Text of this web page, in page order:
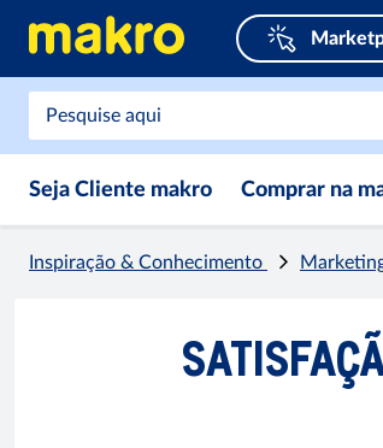
Seja Cliente makro Comprar na
Inspiração & Conhecimento